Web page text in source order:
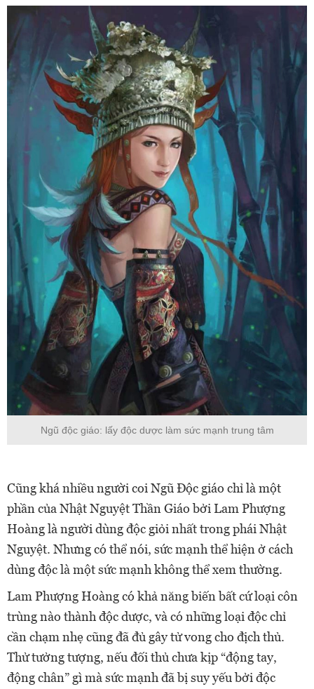
Ngũ độc giáo: lấy độc dược làm sức mạnh trung tâm
Cũng khá nhiều người coi Ngũ Độc giáo chỉ là một
phần của Nhật Nguyệt Thần Giáo bởi Lam Phượng
Hoàng là người dùng độc giỏi nhất trong phái Nhật
Nguyệt. Nhưng có thể nói, sức mạnh thể hiện ở cách
dùng độc là một sức mạnh không thể xem thường.
Lam Phượng Hoàng có khả năng biến bất cứ loại côn
trùng nào thành độc dược, và có những loại độc chỉ
cần chạm nhẹ cũng đã đủ gây tử vong cho địch thủ.
Thử tưởng tượng, nếu đối thủ chưa kịp “động tay,
động chân” gì mà sức mạnh đã bị suy yếu bởi độc